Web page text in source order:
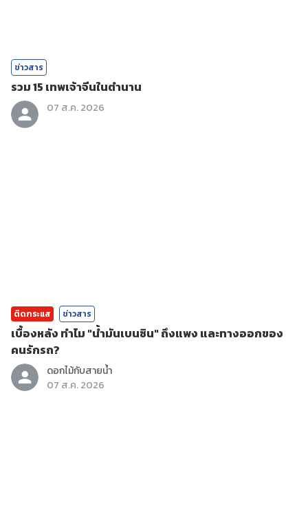
ข่าวสาร
รวม 15 เทพเจ้าจีนในตำนาน
07 ส.ค. 2026
ติดกระแส ข่าวสาร
เบื้องหลัง ทำไม "น้ำมันเบนซิน" ถึงแพง และทางออกของ
คนรักรถ?
ดอกไม้กับสายน้ำ
07 ส.ค. 2026